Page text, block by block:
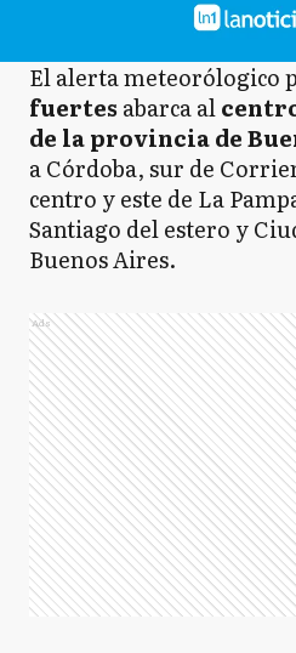
El alerta meteorólogico
fuertes abarca al
de la provincia de
a Córdoba, sur de
centro y este de La
Santiago del estero y
Buenos Aires.
Ads